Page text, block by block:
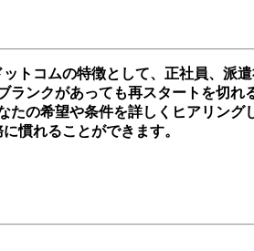
トコムの特徴として、正社員、派
ンクがあっても再スタートを切れ
の希望や条件を詳しくヒアリン
慣れることができます。